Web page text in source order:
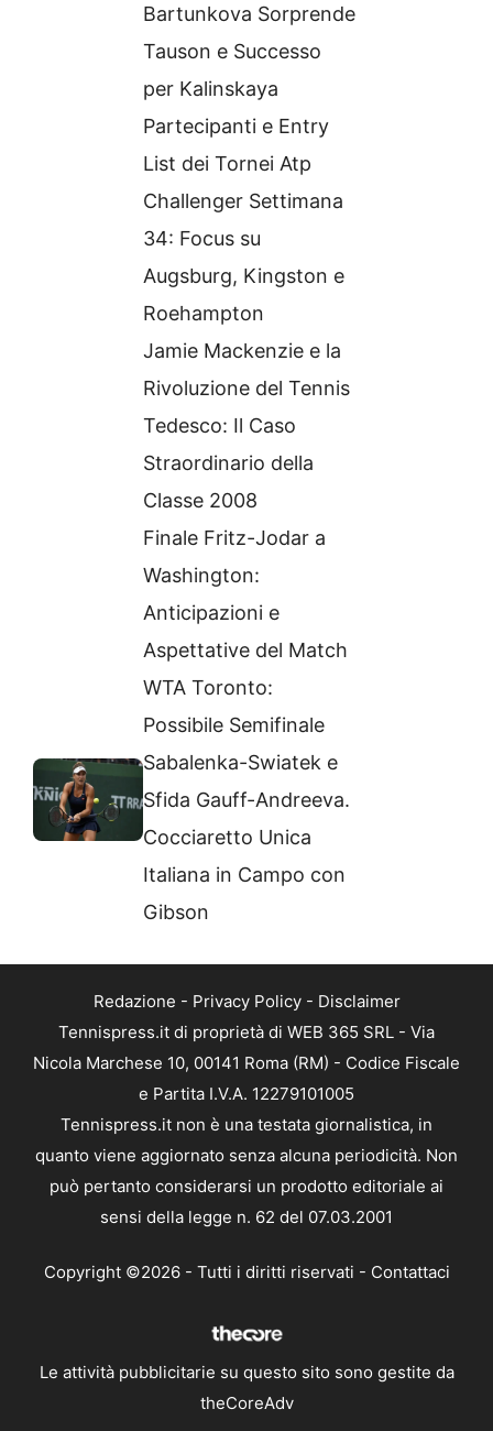
Bartunkova Sorprende
Tauson e Successo
per Kalinskaya
Partecipanti e Entry
List dei Tornei Atp
Challenger Settimana
34: Focus su
Augsburg, Kingston e
Roehampton
Jamie Mackenzie e la
Rivoluzione del Tennis
Tedesco: Il Caso
Straordinario della
Classe 2008
Finale Fritz-Jodar a
Washington:
Anticipazioni e
Aspettative del Match
WTA Toronto:
Possibile Semifinale
Sabalenka-Swiatek e
Sfida Gauff-Andreeva.
Cocciaretto Unica
Italiana in Campo con
Gibson
Redazione - Privacy Policy- Disclaimer
Tennispress.it di proprietà di WEB 365 SRL - Via
Nicola Marchese 10, 00141 Roma (RM) - Codice Fiscale
e Partita I.V.A. 12279101005
Tennispress.it non è una testata giornalistica, in
quanto viene aggiornato senza alcuna periodicità. Non
può pertanto considerarsi un prodotto editoriale ai
sensi della legge n. 62 del 07.03.2001
Copyright ©2026 - Tutti i diritti riservati - Contattaci
Le attività pubblicitarie su questo sito sono gestite da
theCoreAdv